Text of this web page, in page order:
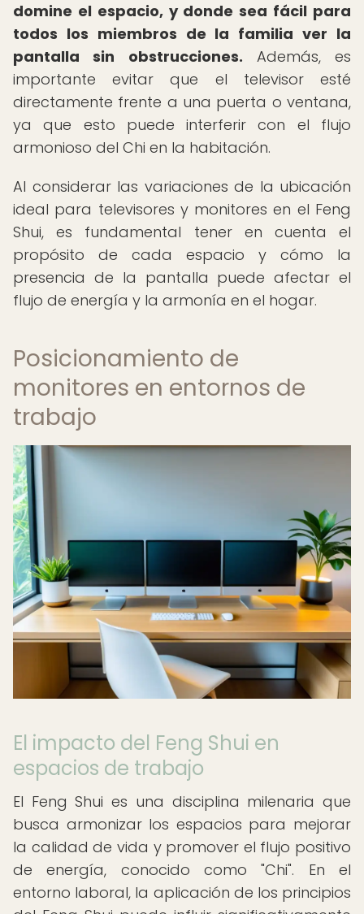
domine el espacio, y donde sea fácil para
todos los miembros de la familia ver la
pantalla sin obstrucciones. Además, es
importante evitar que el televisor esté
directamente frente a una puerta o ventana,
ya que esto puede interferir con el flujo
armonioso del Chi en la habitación.
Al considerar las variaciones de la ubicación
ideal para televisores y monitores en el Feng
Shui, es fundamental tener en cuenta el
propósito de cada espacio y cómo la
presencia de la pantalla puede afectar el
flujo de energía y la armonía en el hogar.
Posicionamiento de
monitores en entornos de
trabajo
El impacto del Feng Shui en
espacios de trabajo
El Feng Shui es una disciplina milenaria que
busca armonizar los espacios para mejorar
la calidad de vida y promover el flujo positivo
de energía, conocido como "Chi". En el
entorno laboral, la aplicación de los principios